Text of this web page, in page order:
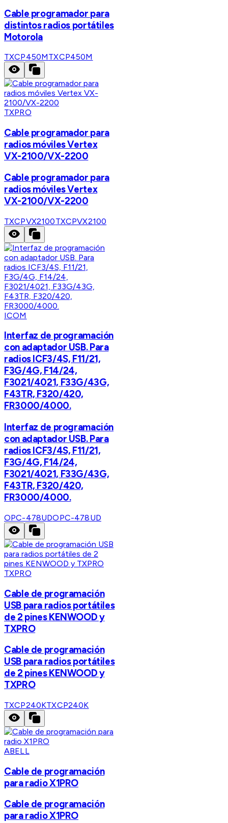
Cable programador para
distintos radios portátiles
Motorola
TXCP450MTXCP450M
TXPRO
Cable programador para
radios móviles Vertex
VX-2100/VX-2200
Cable programador para
radios móviles Vertex
VX-2100/VX-2200
TXCPVX2100TXCPVX2100
ICOM
Interfaz de programación
con adaptador USB. Para
radios ICF3/4S, F11/21,
F3G/4G, F14/24,
F3021/4021, F33G/43G,
F43TR, F320/420,
FR3000/4000.
Interfaz de programación
con adaptador USB. Para
radios ICF3/4S, F11/21,
F3G/4G, F14/24,
F3021/4021, F33G/43G,
F43TR, F320/420,
FR3000/4000.
OPC-478UDOPC-478UD
TXPRO
Cable de programación
USB para radios portátiles
de 2 pines KENWOOD y
TXPRO
Cable de programación
USB para radios portátiles
de 2 pines KENWOOD y
TXPRO
TXCP240KTXCP240K
ABELL
Cable de programación
para radio X1PRO
Cable de programación
para radio X1PRO